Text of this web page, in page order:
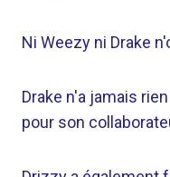
Ni Weezy ni Drake
Drake n'a jamais
pour son